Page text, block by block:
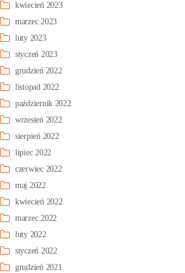
kwiecień 2023
marzec 2023
luty 2023
styczeń 2023
grudzień 2022
listopad 2022
październik 2022
wrzesień 2022
sierpień 2022
lipiec 2022
czerwiec 2022
maj 2022
kwiecień 2022
marzec 2022
luty 2022
styczeń 2022
grudzień 2021